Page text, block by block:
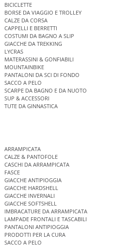
BICICLETTE
BORSE DA VIAGGIO E TROLLEY
CALZE DA CORSA
CAPPELLI E BERRETTI
COSTUMI DA BAGNO A SLIP
GIACCHE DA TREKKING
LYCRAS
MATERASSINI & GONFIABILI
MOUNTAINBIKE
PANTALONI DA SCI DI FONDO
SACCO A PELO
SCARPE DA BAGNO E DA NUOTO
SUP & ACCESSORI
TUTE DA GINNASTICA
ARRAMPICATA
CALZE & PANTOFOLE
CASCHI DA ARRAMPICATA
FASCE
GIACCHE ANTIPIOGGIA
GIACCHE HARDSHELL
GIACCHE INVERNALI
GIACCHE SOFTSHELL
IMBRACATURE DA ARRAMPICATA
LAMPADE FRONTALI E TASCABILI
PANTALONI ANTIPIOGGIA
PRODOTTI PER LA CURA
SACCO A PELO